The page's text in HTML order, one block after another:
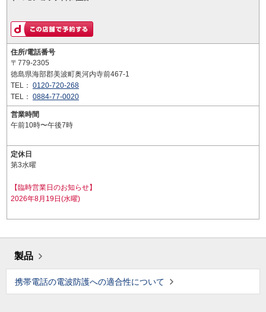
住所/電話番号
〒779-2305
徳島県海部郡美波町奥河内寺前467-1
TEL： 0120-720-268
TEL： 0884-77-0020
営業時間
午前10時〜午後7時
定休日
第3水曜
【臨時営業日のお知らせ】
2026年8月19日(水曜)
製品
携帯電話の電波防護への適合性について